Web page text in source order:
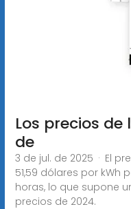
Los precios
de
3 de jul. de 2025 · El
51,59 dólares por
horas, lo que supone
precios de 2024.